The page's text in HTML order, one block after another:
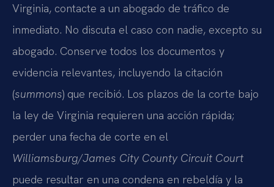
Virginia, contacte a un abogado de tráfico de
inmediato. No discuta el caso con nadie, excepto su
abogado. Conserve todos los documentos y
evidencia relevantes, incluyendo la citación
(summons) que recibió. Los plazos de la corte bajo
la ley de Virginia requieren una acción rápida;
perder una fecha de corte en el
Williamsburg/James City County Circuit Court
puede resultar en una condena en rebeldía y la